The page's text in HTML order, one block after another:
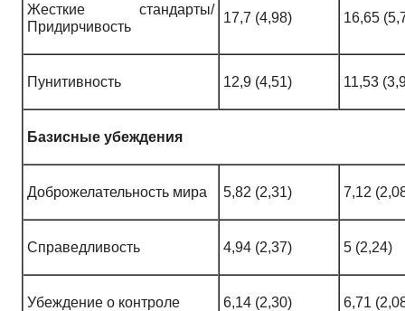
Жесткие стандарты/
Придирчивость
17,7 (4,98) 16,65
Пунитивность 12,9 (4,51) 11,53
Базисные убеждения
Доброжелательность мира 5,82 (2,31) 7,12
Справедливость 4,94 (2,37) 5 (2,24)
Убеждение о контроле 6,14 (2,30) 6,71